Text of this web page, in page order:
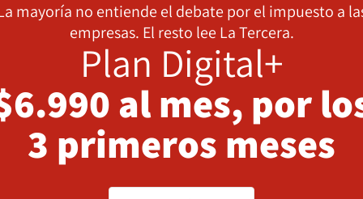
mayoría no entiende el debate por el impuesto a
empresas. El resto lee La Tercera.
Plan Digital+
al mes, por
3 primeros meses